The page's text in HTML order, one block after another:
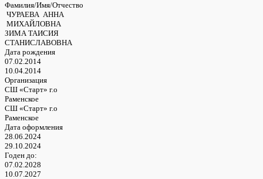
Фамилия/Имя/Отчество
ЧУРАЕВА АННА
МИХАЙЛОВНА
ЗИМА ТАИСИЯ
СТАНИСЛАВОВНА
Дата рождения
07.02.2014
10.04.2014
Организация
СШ «Старт» г.о
Раменское
СШ «Старт» г.о
Раменское
Дата оформления
28.06.2024
29.10.2024
Годен до:
07.02.2028
10.07.2027